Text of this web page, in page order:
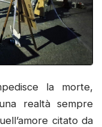
la morte,
realtà sempre
citato da